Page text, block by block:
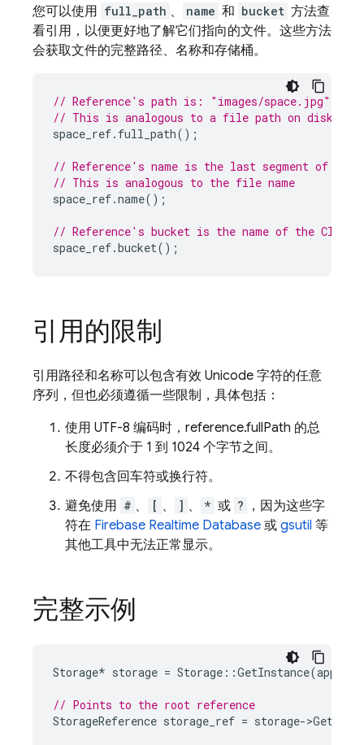
您可以使用 full_path 、 name 和 bucket 方法查
看引用，以便更好地了解它们指向的文件。这些方法
会获取文件的完整路径、名称和存储桶。
// Reference's path is: "images/space.jpg"
// This is analogous to a file path on disk
space_ref. full_path();
// Reference's name is the last segment of
// This is analogous to the file name
space_ref.name();
// Reference's bucket is the name of the Cloud
space_ref.bucket();
引用的限制
引用路径和名称可以包含有效 Unicode 字符的任意
序列，但也必须遵循一些限制，具体包括：
使用 UTF-8 编码时，reference.fullPath 的总
长度必须介于 1 到 1024 个字节之间。
不得包含回车符或换行符。
避免使用 # 、 [ 、 ] 、 * 或 ?
，因为这些字
符在 Firebase Realtime Database 或 gsutil 等
其他工具中无法正常显示。
完整示例
Storage* storage = Storage ::GetInstance(app
// Points to the root reference
StorageReference storage_ref = storage->